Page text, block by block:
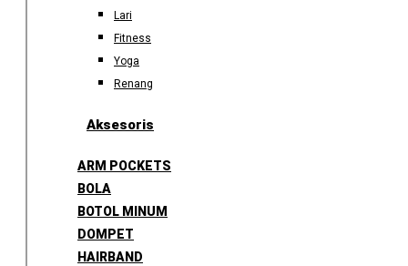
Lari
Fitness
Yoga
Renang
Aksesoris
ARM POCKETS
BOLA
BOTOL MINUM
DOMPET
HAIRBAND